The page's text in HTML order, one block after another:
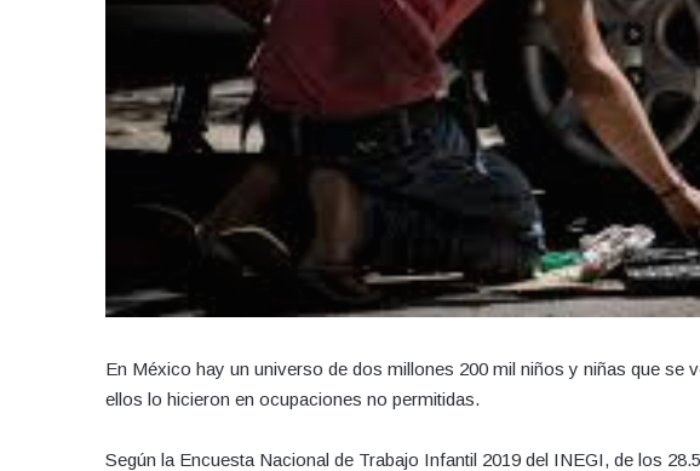
En México hay un universo de dos millones 200 mil niños y niñas que se
ellos lo hicieron en ocupaciones no permitidas.
Según la Encuesta Nacional de Trabajo Infantil 2019 del INEGI, de los